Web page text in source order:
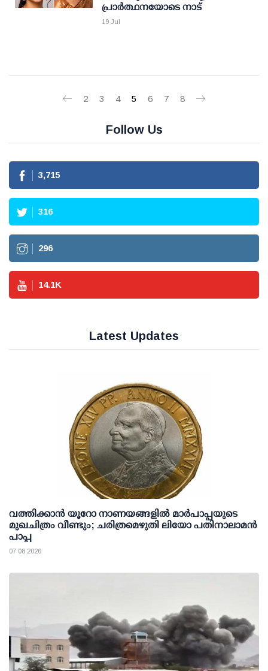
പ്രാര്‍ത്ഥനയോടെ നാട്
19 Jul
2 3 4 5 6 7 8
Follow Us
3,715
316
296
14.1K
Latest Updates
വത്തിക്കാൻ യൂറോ നാണയങ്ങളിൽ മാർപാപ്പയുടെ
മുഖചിത്രം വീണ്ടും; ചരിത്രമെഴുതി ലിയോ പതിനാലാമൻ
പാപ്പ
07 08 2026